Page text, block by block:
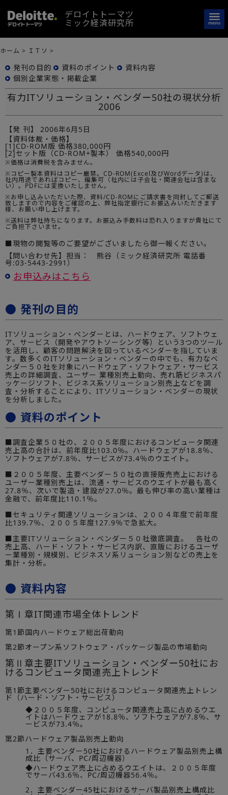
デロイトトーマツ
ミック経済研究所
ホーム > ＩＴソ >
発刊の目的 資料のポイント
資料内容
個別企業実態・掲載企業
有力ITソリューション・ベンダー50社の現状分析
2006
【発 刊】
2006年6月5日
【資料体裁・価格】
[1]CD-ROM版 価格380,000円
[2]セット版（CD-ROM+製本） 価格540,000円
※価格は消費税を含みません。
※コピー製本資料はコピー厳禁。CD-ROM(Excel及びWordデータ)は、
社内用途であればコピー、編集可（社内には子会社・関連会社は含まな
い）。PDFには変換いたしません。
※お申し込みいただいた際、資料/CD-ROMにご請求書を同封してご郵送
致しますので内容をご確認の上、弊社指定銀行にお振込みいただきます
様、お願い申し上げます。
※送料は弊社持ちになります。お振込み手数料は恐れ入りますが貴社にて
ご負担下さいませ。
■現物の閲覧等のご要望がございましたら御一報ください。
【問い合わせ先】担当： 熊谷（ミック経済研究所 電話番
号:03-5443-2991）
お申込みはこちら
● 発刊の目的
ITソリューション・ベンダーとは、ハードウェア、ソフトウェ
ア、サービス（開発やアウトソーシング等）という3つのツール
を活用し、顧客の問題解決を図っているベンダーを指していま
す。数多くのITソリューション・ベンダーの中でも、有力なベ
ンダー５０社を対象にハードウェア・ソフトウェア・サービス
売上の詳細調査、ユーザー 業種別売上動向、売れ筋ビジネスパ
ッケージソフト、ビジネス系ソリューション別売上などを調
査・分析することにより、ITソリューション・ベンダーの現状
を分析しました。
● 資料のポイント
■調査企業５０社の、２００５年度におけるコンピュータ関連
売上高の合計は、前年度比103.0％。ハードウェアが18.8％、
ソフトウェアが7.8％、サービスが73.4％のウエイト。
■２００５年度、主要ベンダー５０社の直接販売売上における
ユーザー業種別売上は、流通・サービスのウエイトが最も高く
27.8％、次いで製造・建設が27.0％。最も伸び率の高い業種は
金融で、前年度比110.1％。
■セキュリティ関連ソリューションは、２００４年度で前年度
比139.7％、２００５年度127.9％で急拡大。
■主要ITソリューション・ベンダー５０社徹底調査。 各社の
売上高、ハード・ソフト・サービス内訳、直販におけるユーザ
ー業種別・規模別、ビジネスソ系リューション別などの売上を
集計・分析。
● 資料内容
第Ⅰ章IT関連市場全体トレンド
第1節国内ハードウェア総出荷動向
第2節オープン系ソフトウェア・パッケージ製品の市場動向
第Ⅱ章主要ITソリューション・ベンダー50社にお
けるコンピュータ関連売上トレンド
第1節主要ベンダー50社におけるコンピュータ関連売上トレン
ド（ハード・ソフト・サービス）
◆２００５年度、コンピュータ関連売上高に占めるウエ
イトはハードウェアが18.8％、ソフトウェアが7.8％、サ
ービスが73.4％。
第2節ハードウェア製品別売上動向
1．主要ベンダー50社におけるハードウェア製品別売上構
成比（サーバ、PC/周辺機器）
◆ハードウェア売上に占めるウエイトは、２００５年度
でサーバ43.6％、PC/周辺機器56.4％。
2．主要ベンダー45社におけるサーバ製品別売上構成比